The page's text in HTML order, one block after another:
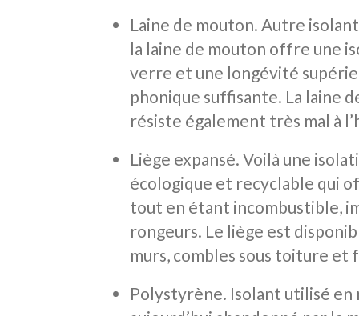
Laine de mouton. Autre
la laine de mouton offre une
verre et une longévité
phonique suffisante. La laine
résiste également très mal à
Liège expansé. Voilà une
écologique et recyclable qui
tout en étant incombustible,
rongeurs. Le liège est
murs, combles sous toiture et
Polystyrène. Isolant utilisé en